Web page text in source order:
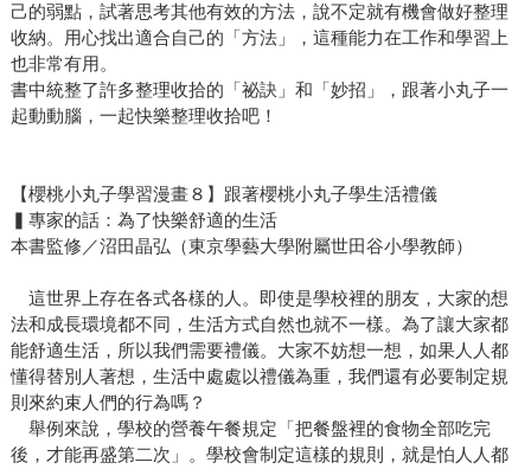
己的弱點，試著思考其他有效的方法，說不定就有機會做好整理
收納。用心找出適合自己的「方法」，這種能力在工作和學習上
也非常有用。
書中統整了許多整理收拾的「祕訣」和「妙招」，跟著小丸子一
起動動腦，一起快樂整理收拾吧！
【櫻桃小丸子學習漫畫８】跟著櫻桃小丸子學生活禮儀
▍專家的話：為了快樂舒適的生活
本書監修／沼田晶弘（東京學藝大學附屬世田谷小學教師）
這世界上存在各式各樣的人。即使是學校裡的朋友，大家的想
法和成長環境都不同，生活方式自然也就不一樣。為了讓大家都
能舒適生活，所以我們需要禮儀。大家不妨想一想，如果人人都
懂得替別人著想，生活中處處以禮儀為重，我們還有必要制定規
則來約束人們的行為嗎？
舉例來說，學校的營養午餐規定「把餐盤裡的食物全部吃完
後，才能再盛第二次」。學校會制定這樣的規則，就是怕人人都